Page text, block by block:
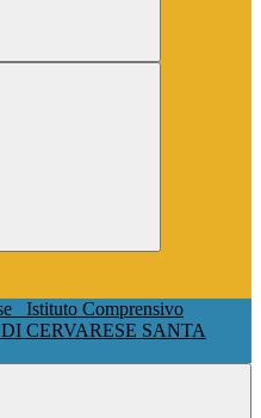
Istituto Comprensivo
CERVARESE SANTA